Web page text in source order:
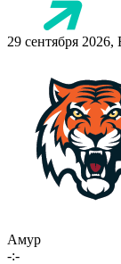
29 сентября 2026,
Амур
-:-